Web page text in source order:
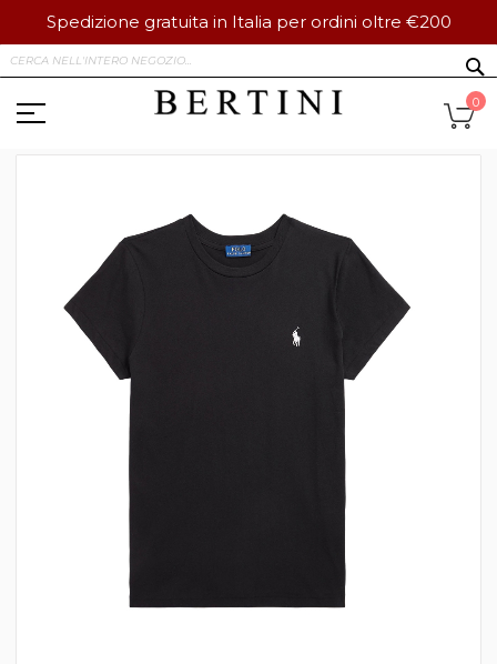
Spedizione gratuita in Italia per ordini oltre €200
al
contenuto
0